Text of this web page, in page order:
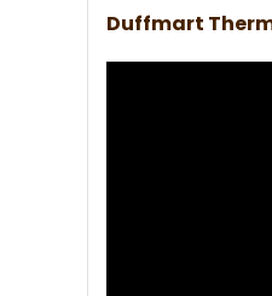
Duffmart